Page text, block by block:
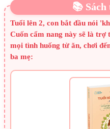
📚 Sách
Tuổi lên 2, con bắt đầu nói
Cuốn cẩm nang này sẽ là
mọi tình huống từ ăn, chơi
ba mẹ: